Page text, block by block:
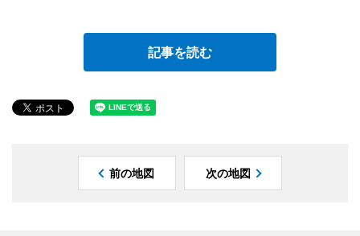
記事を読む
前の地図 次の地図